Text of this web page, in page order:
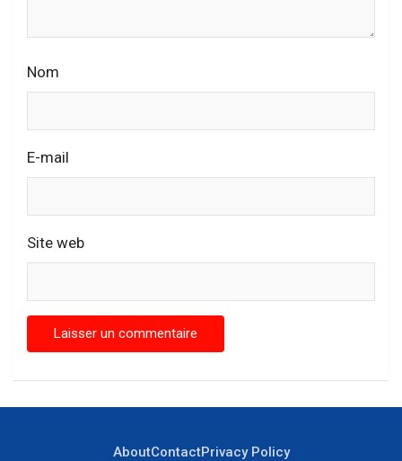
Nom
E-mail
Site web
AboutContactPrivacy Policy